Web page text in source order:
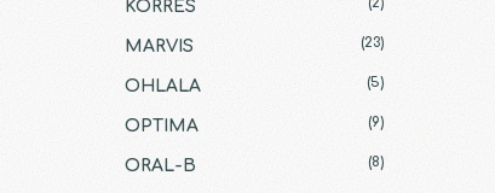
KORRES
MARVIS (23)
OHLALA (5)
OPTIMA (9)
ORAL-B (8)